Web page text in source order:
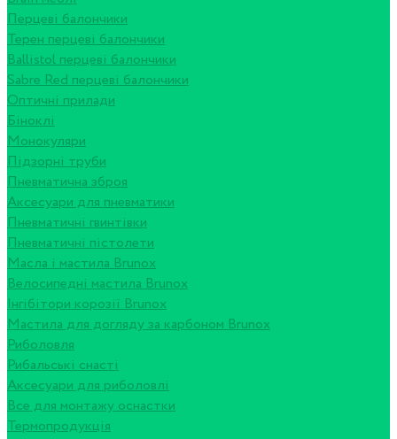
Перцеві балончики
Терен перцеві балончики
Ballistol перцеві балончики
Sabre Red перцеві балончики
Оптичні прилади
Біноклі
Монокуляри
Підзорні труби
Пневматична зброя
Аксесуари для пневматики
Пневматичні гвинтівки
Пневматичні пістолети
Масла і мастила Brunox
Велосипедні мастила Brunox
Інгібітори корозії Brunox
Мастила для догляду за карбоном Brunox
Риболовля
Рибальські снасті
Аксесуари для риболовлі
Все для монтажу оснастки
Термопродукція